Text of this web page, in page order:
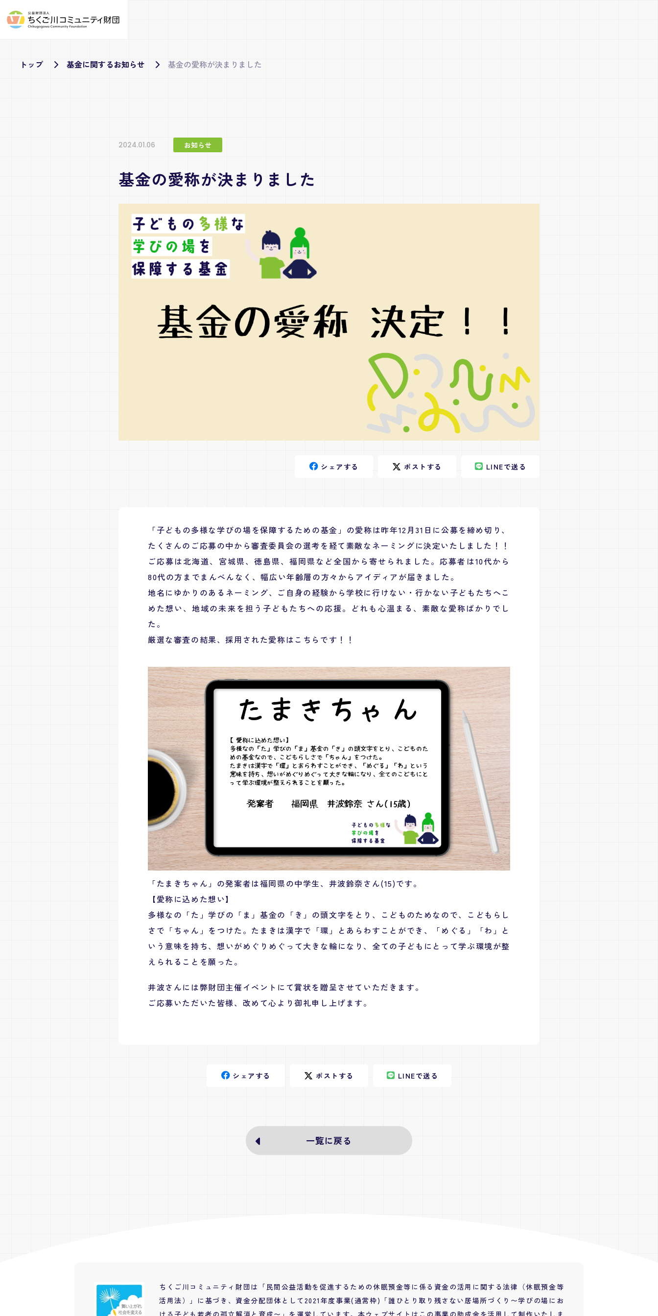
トップ 基金に関するお知らせ 基金の愛称が決まりました
2024.01.06 お知らせ
基金の愛称が決まりました
シェアする ポスト する LINEで送る
「子どもの多様な学びの場を保障するための基金」の愛称は昨年12月31日に公募を締め切り、
たくさんのご応募の中から審査委員会の選考を経て素敵なネーミングに決定いたしました！！
ご応募は北海道、宮城県、徳島県、福岡県など全国から寄せられました。応募者は10代から
80代の方までまんべんなく、幅広い年齢層の方々からアイディアが届きました。
地名にゆかりのあるネーミング、ご自身の経験から学校に行けない・行かない子どもたちへこ
めた想い、地域の未来を担う子どもたちへの応援。どれも心温まる、素敵な愛称ばかりでし
た。
厳選な審査の結果、採用された愛称はこちらです！！
「たまきちゃん」の発案者は福岡県の中学生、井波鈴奈さん(15)です。
【愛称に込めた想い】
多様なの「た」学びの「ま」基金の「き」の頭文字をとり、こどものためなので、こどもらし
さで「ちゃん」をつけた。たまきは漢字で「環」とあらわすことができ、「めぐる」「わ」と
いう意味を持ち、想いがめぐりめぐって大きな輪になり、全ての子どもにとって学ぶ環境が整
えられることを願った。
井波さんには弊財団主催イベントにて賞状を贈呈させていただきます。
ご応募いただいた皆様、改めて心より御礼申し上げます。
シェアする ポスト する LINEで送る
一覧に戻る
ちくご川コミュニティ財団は「民間公益活動を促進するための休眠預金等に係る資金の活用に関する法律（休眠預金等
活用法）」に基づき、資金分配団体として2021年度事業(通常枠)「誰ひとり取り残さない居場所づくり〜学びの場にお
ける子ども若者の孤立解消と育成〜」を運営しています。本ウェブサイトはこの事業の助成金を活用して制作いたしま